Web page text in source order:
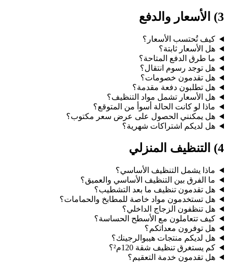
3) الأسعار والدفع
كيف تُحتسب الأسعار؟
هل الأسعار ثابتة؟
ما طرق الدفع المتاحة؟
هل توجد رسوم انتقال؟
هل تقدمون خصومات؟
هل تطلبون دفعة مقدمة؟
هل الأسعار تشمل مواد التنظيف؟
ماذا لو كانت الحالة أسوأ من المتوقع؟
هل يمكنني الحصول على عرض سعر مكتوب؟
هل لديكم اشتراكات شهرية؟
4) التنظيف المنزلي
ماذا يشمل التنظيف الأساسي؟
ما الفرق بين التنظيف الأساسي والعميق؟
هل تقدمون تنظيف ما بعد التشطيب؟
هل تستخدمون مواد خاصة للمطابخ والحمامات؟
هل تنظفون الزجاج الداخلي؟
كيف تتعاملون مع الأسطح الحساسة؟
هل توفرون معداتكم؟
هل لديكم منتجات هيبوالرجينك؟
كم يستغرق تنظيف شقة 120م²؟
هل تقدمون خدمة التعقيم؟